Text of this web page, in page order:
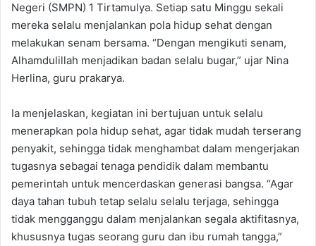
Negeri (SMPN) 1 Tirtamulya. Setiap satu Minggu sekali
mereka selalu menjalankan pola hidup sehat dengan
melakukan senam bersama. “Dengan mengikuti senam,
Alhamdulillah menjadikan badan selalu bugar,” ujar Nina
Herlina, guru prakarya.
Ia menjelaskan, kegiatan ini bertujuan untuk selalu
menerapkan pola hidup sehat, agar tidak mudah terserang
penyakit, sehingga tidak menghambat dalam mengerjakan
tugasnya sebagai tenaga pendidik dalam membantu
pemerintah untuk mencerdaskan generasi bangsa. “Agar
daya tahan tubuh tetap selalu selalu terjaga, sehingga
tidak mengganggu dalam menjalankan segala aktifitasnya,
khususnya tugas seorang guru dan ibu rumah tangga,”